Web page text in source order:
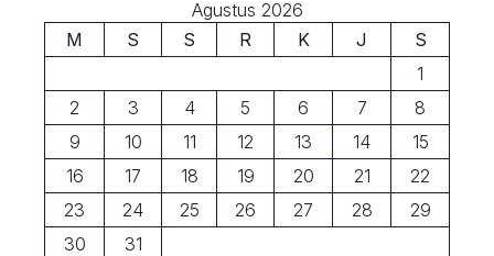
Agustus 2026
M
S S R K J
S
1
2
3 4 5 6 7
8
9
10 11 12 13 14
15
16
17 18 19 20 21
22
23
24 25 26 27 28
29
30
31